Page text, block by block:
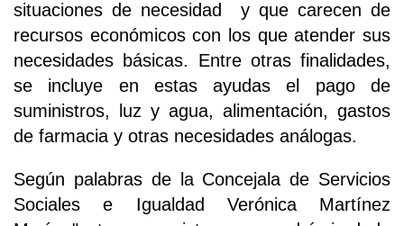
situaciones de necesidad y que carecen de
recursos económicos con los que atender sus
necesidades básicas. Entre otras finalidades,
se incluye en estas ayudas el pago de
suministros, luz y agua, alimentación, gastos
de farmacia y otras necesidades análogas.
Según palabras de la Concejala de Servicios
Sociales e Igualdad Verónica Martínez